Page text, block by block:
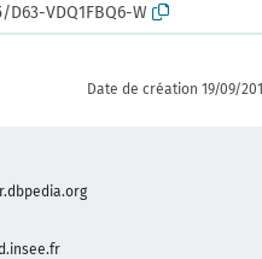
VDQ1FBQ6-W
Date de création 19/09/